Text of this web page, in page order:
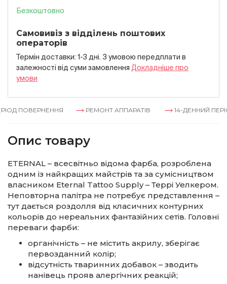
Безкоштовно
Самовивіз з відділень поштових
операторів
Термін доставки: 1-3 дні. З умовою передплати в
залежностi вiд суми замовлення Докладнiше про
умови
ПОВЕРНЕННЯ РЕМОНТ АППАРАТІВ 14-ДЕННИЙ
Опис товару
ETERNAL – всесвітньо відома фарба, розроблена
одним із найкращих майстрів та за сумісництвом
власником Eternal Tattoo Supply – Террі Уелкером.
Неповторна палітра не потребує представлення –
тут дається роздолля від класичних контурних
кольорів до нереальних фантазійних сетів. Головні
переваги фарби:
органічність – не містить акрилу, зберігає
первозданний колір;
відсутність тваринних добавок – зводить
нанівець прояв алергічних реакцій;